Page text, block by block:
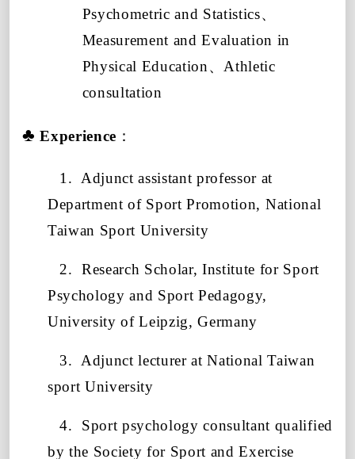
Psychometric and Statistics、
Measurement and Evaluation in
Physical Education、 Athletic
consultation
♣ Experience ：
1.
Adjunct assistant professor at
Department of Sport Promotion, National
Taiwan Sport University
2.
Research Scholar, Institute for Sport
Psychology and Sport Pedagogy,
University of Leipzig, Germany
3.
Adjunct lecturer at National Taiwan
sport University
4.
Sport psychology consultant qualified
by the Society for Sport and Exercise